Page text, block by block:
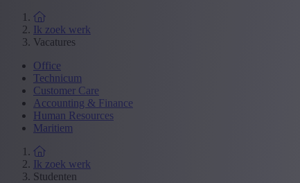
Ik zoek werk
Vacatures
Office
Technicum
Customer Care
Accounting & Finance
Human Resources
Maritiem
Ik zoek werk
Studenten